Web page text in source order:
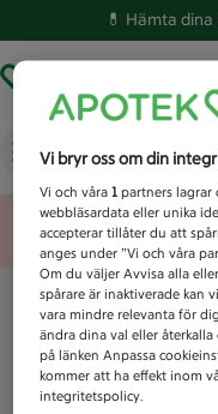
💊 Hämta
Vad letar du
Vi bryr oss om din
Vi och våra1 partners
webbläsardata eller unika
accepterar tillåter du att
anges under ”Vi och våra
Om du väljer Avvisa alla
spårare är inaktiverade kan
vara mindre relevanta för
ändra dina val eller
på länken Anpassa
kommer att ha effekt inom
integritetspolicy.